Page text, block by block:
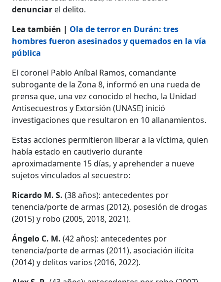
denunciar el delito.
Lea también | Ola de terror en Durán: tres
hombres fueron asesinados y quemados en la vía
pública
El coronel Pablo Aníbal Ramos, comandante
subrogante de la Zona 8, informó en una rueda de
prensa que, una vez conocido el hecho, la Unidad
Antisecuestros y Extorsión (UNASE) inició
investigaciones que resultaron en 10 allanamientos.
Estas acciones permitieron liberar a la víctima, quien
había estado en cautiverio durante
aproximadamente 15 días, y aprehender a nueve
sujetos vinculados al secuestro:
Ricardo M. S. (38 años): antecedentes por
tenencia/porte de armas (2012), posesión de drogas
(2015) y robo (2005, 2018, 2021).
Ángelo C. M. (42 años): antecedentes por
tenencia/porte de armas (2011), asociación ilícita
(2014) y delitos varios (2016, 2022).